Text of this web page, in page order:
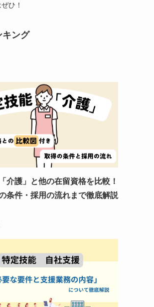
ひ！
キング
介護」と他の在留資格を比較！
条件・採用の流れまで徹底解説